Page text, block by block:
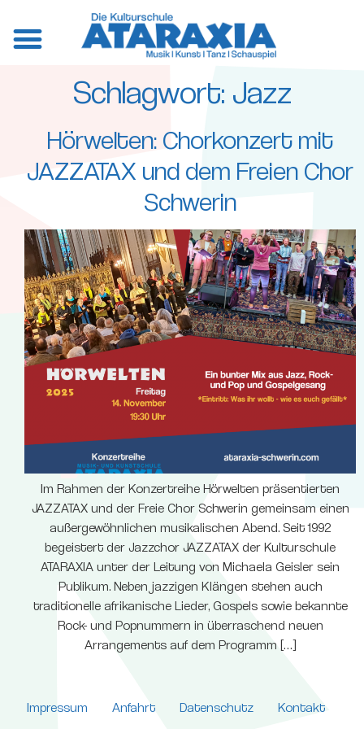
Schlagwort: Jazz
Hörwelten: Chorkonzert mit
JAZZATAX und dem Freien Chor
Schwerin
Im Rahmen der Konzertreihe Hörwelten präsentierten
JAZZATAX und der Freie Chor Schwerin gemeinsam einen
außergewöhnlichen musikalischen Abend. Seit 1992
begeistert der Jazzchor JAZZATAX der Kulturschule
ATARAXIA unter der Leitung von Michaela Geisler sein
Publikum. Neben jazzigen Klängen stehen auch
traditionelle afrikanische Lieder, Gospels sowie bekannte
Rock- und Popnummern in überraschend neuen
Arrangements auf dem Programm […]
Impressum Anfahrt Datenschutz
Kontakt